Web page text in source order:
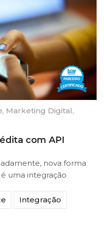
, Marketing Digital,
com API
nova forma
uma integração
Integração